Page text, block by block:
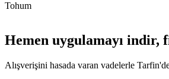
Tohum
Hemen uygulamayı indir,
Alışverişini hasada varan vadelerle